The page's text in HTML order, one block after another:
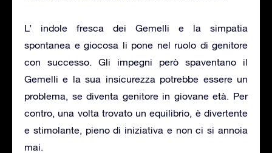
L’ indole fresca dei Gemelli e la simpatia
spontanea e giocosa li pone nel ruolo di genitore
con successo. Gli impegni però spaventano il
Gemelli e la sua insicurezza potrebbe essere un
problema, se diventa genitore in giovane età. Per
contro, una volta trovato un equilibrio, è divertente
e stimolante, pieno di iniziativa e non ci si annoia
mai.